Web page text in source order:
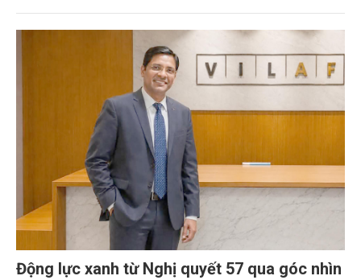
Động lực xanh từ Nghị quyết 57 qua góc nhìn